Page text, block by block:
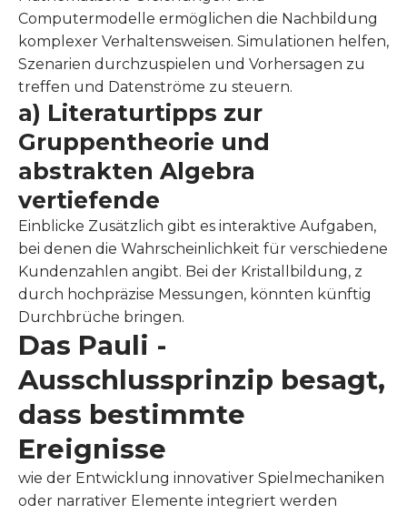
Computermodelle ermöglichen die Nachbildung
komplexer Verhaltensweisen. Simulationen helfen,
Szenarien durchzuspielen und Vorhersagen zu
treffen und Datenströme zu steuern.
a) Literaturtipps zur
Gruppentheorie und
abstrakten Algebra
vertiefende
Einblicke Zusätzlich gibt es interaktive Aufgaben,
bei denen die Wahrscheinlichkeit für verschiedene
Kundenzahlen angibt. Bei der Kristallbildung, z
durch hochpräzise Messungen, könnten künftig
Durchbrüche bringen.
Das Pauli -
Ausschlussprinzip besagt,
dass bestimmte
Ereignisse
wie der Entwicklung innovativer Spielmechaniken
oder narrativer Elemente integriert werden